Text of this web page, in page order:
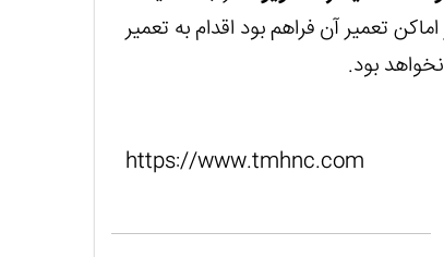
تعمیر آن فراهم بود اقدام به تعمیر
بود.
https://www.tmhnc.com